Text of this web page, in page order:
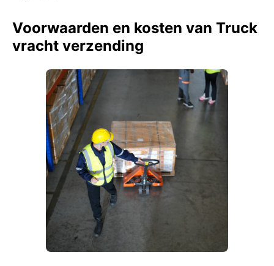
Voorwaarden en kosten van Truck
vracht verzending